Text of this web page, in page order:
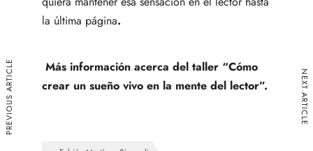
la última página.
Más información acerca del taller “Cómo
crear un sueño vivo en la mente del lector”.
PREVIOUS ARTICLE NEXT ARTICLE